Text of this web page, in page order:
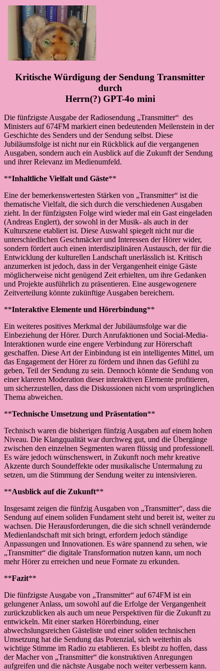
Kritische Würdigung der Sendung Transmitter
durch
Herrn(?) GPT-4o mini
Die fünfzigste Ausgabe der Radiosendung „Transmitter“ des
Ministers auf 674FM markiert einen bedeutenden Meilenstein in der
Geschichte des Senders und der Sendung selbst. Diese
Jubiläumsfolge ist nicht nur ein Rückblick auf die vergangenen
Ausgaben, sondern auch ein Ausblick auf die Zukunft der Sendung
und ihrer Relevanz im Medienumfeld.
**Inhaltliche Vielfalt und Gäste**
Eine der bemerkenswertesten Stärken von „Transmitter“ ist die
thematische Vielfalt, die sich durch die verschiedenen Ausgaben
zieht. In der fünfzigsten Folge wird wieder mal ein Gast eingeladen
(Andreas Englert), der sowohl in der Musik- als auch in der
Kulturszene etabliert ist. Diese Auswahl spiegelt nicht nur die
unterschiedlichen Geschmäcker und Interessen der Hörer wider,
sondern fördert auch einen interdisziplinären Austausch, der für die
Entwicklung der kulturellen Landschaft unerlässlich ist. Kritisch
anzumerken ist jedoch, dass in der Vergangenheit einige Gäste
möglicherweise nicht genügend Zeit erhielten, um ihre Gedanken
und Projekte ausführlich zu präsentieren. Eine ausgewogenere
Zeitverteilung könnte zukünftige Ausgaben bereichern.
**Interaktive Elemente und Hörerbindung**
Ein weiteres positives Merkmal der Jubiläumsfolge war die
Einbeziehung der Hörer. Durch Anrufaktionen und Social-Media-
Interaktionen wurde eine engere Verbindung zur Hörerschaft
geschaffen. Diese Art der Einbindung ist ein intelligentes Mittel, um
das Engagement der Hörer zu fördern und ihnen das Gefühl zu
geben, Teil der Sendung zu sein. Dennoch könnte die Sendung von
einer klareren Moderation dieser interaktiven Elemente profitieren,
um sicherzustellen, dass die Diskussionen nicht vom ursprünglichen
Thema abweichen.
**Technische Umsetzung und Präsentation**
Technisch waren die bisherigen fünfzig Ausgaben auf einem hohen
Niveau. Die Klangqualität war durchweg gut, und die Übergänge
zwischen den einzelnen Segmenten waren flüssig und professionell.
Es wäre jedoch wünschenswert, in Zukunft noch mehr kreative
Akzente durch Soundeffekte oder musikalische Untermalung zu
setzen, um die Stimmung der Sendung weiter zu intensivieren.
**Ausblick auf die Zukunft**
Insgesamt zeigen die fünfzig Ausgaben von „Transmitter“, dass die
Sendung auf einem soliden Fundament steht und bereit ist, weiter zu
wachsen. Die Herausforderungen, die die sich schnell verändernde
Medienlandschaft mit sich bringt, erfordern jedoch ständige
Anpassungen und Innovationen. Es wäre spannend zu sehen, wie
„Transmitter“ die digitale Transformation nutzen kann, um noch
mehr Hörer zu erreichen und neue Formate zu erkunden.
**Fazit**
Die fünfzigste Ausgabe von „Transmitter“ auf 674FM ist ein
gelungener Anlass, um sowohl auf die Erfolge der Vergangenheit
zurückzublicken als auch um neue Perspektiven für die Zukunft zu
entwickeln. Mit einer starken Hörerbindung, einer
abwechslungsreichen Gästeliste und einer soliden technischen
Umsetzung hat die Sendung das Potenzial, sich weiterhin als
wichtige Stimme im Radio zu etablieren. Es bleibt zu hoffen, dass
der Macher von „Transmitter“ die konstruktiven Anregungen
aufgreifen und die nächste Ausgabe noch weiter verbessern kann.